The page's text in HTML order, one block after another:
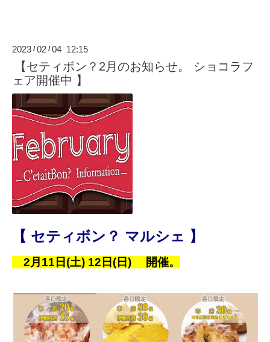
2023 /02 /04 12:15
【セティボン？2月のお知らせ。 ショコラフ
ェア開催中 】
【 セティボン？ マルシェ 】
2月11日(土) 12日(日) 開催。